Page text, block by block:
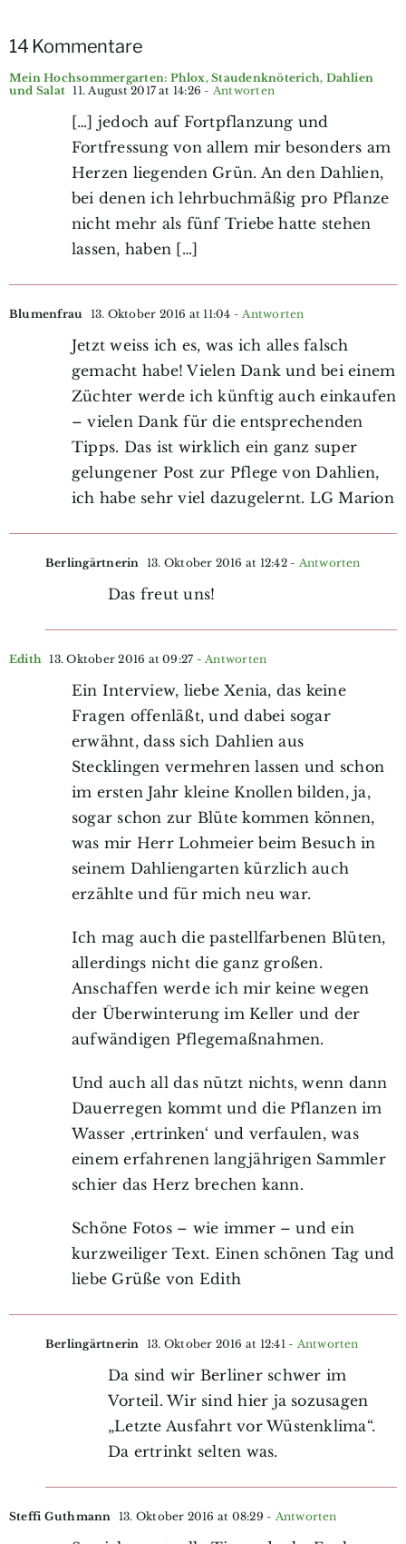
14 Kommentare
Mein Hochsommergarten: Phlox, Staudenknöterich, Dahlien
und Salat 11. August 2017 at 14:26 - Antworten
[…] jedoch auf Fortpflanzung und
Fortfressung von allem mir besonders am
Herzen liegenden Grün. An den Dahlien,
bei denen ich lehrbuchmäßig pro Pflanze
nicht mehr als fünf Triebe hatte stehen
lassen, haben […]
Blumenfrau 13. Oktober 2016 at 11:04 - Antworten
Jetzt weiss ich es, was ich alles falsch
gemacht habe! Vielen Dank und bei einem
Züchter werde ich künftig auch einkaufen
– vielen Dank für die entsprechenden
Tipps. Das ist wirklich ein ganz super
gelungener Post zur Pflege von Dahlien,
ich habe sehr viel dazugelernt. LG Marion
Berlingärtnerin 13. Oktober 2016 at 12:42- Antworten
Das freut uns!
Edith 13. Oktober 2016 at 09:27 - Antworten
Ein Interview, liebe Xenia, das keine
Fragen offenläßt, und dabei sogar
erwähnt, dass sich Dahlien aus
Stecklingen vermehren lassen und schon
im ersten Jahr kleine Knollen bilden, ja,
sogar schon zur Blüte kommen können,
was mir Herr Lohmeier beim Besuch in
seinem Dahliengarten kürzlich auch
erzählte und für mich neu war.
Ich mag auch die pastellfarbenen Blüten,
allerdings nicht die ganz großen.
Anschaffen werde ich mir keine wegen
der Überwinterung im Keller und der
aufwändigen Pflegemaßnahmen.
Und auch all das nützt nichts, wenn dann
Dauerregen kommt und die Pflanzen im
Wasser ‚ertrinken‘ und verfaulen, was
einem erfahrenen langjährigen Sammler
schier das Herz brechen kann.
Schöne Fotos – wie immer – und ein
kurzweiliger Text. Einen schönen Tag und
liebe Grüße von Edith
Berlingärtnerin 13. Oktober 2016 at 12:41- Antworten
Da sind wir Berliner schwer im
Vorteil. Wir sind hier ja sozusagen
„Letzte Ausfahrt vor Wüstenklima“.
Da ertrinkt selten was.
Steffi Guthmann 13. Oktober 2016 at 08:29 - Antworten